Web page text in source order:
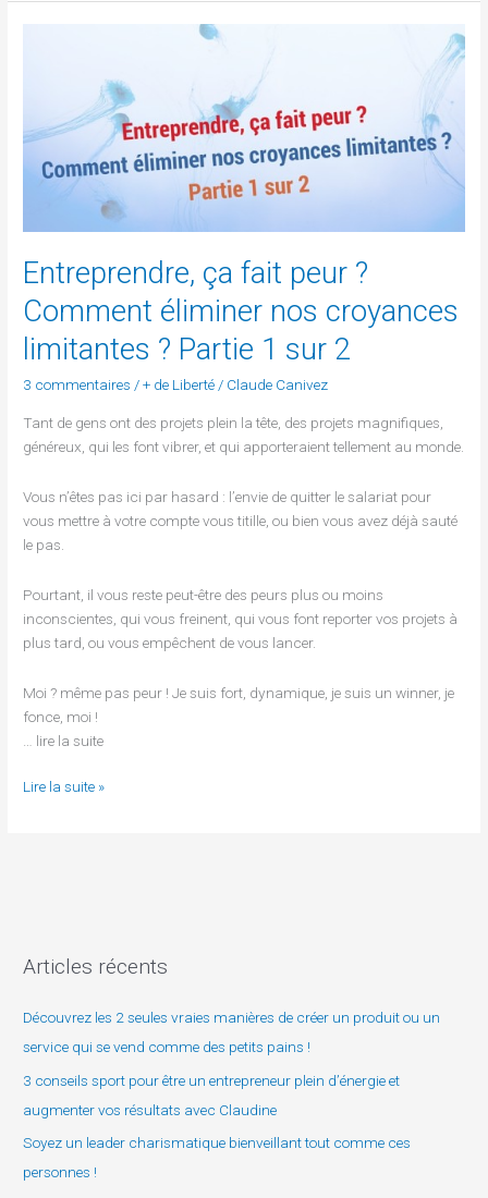
Entreprendre, ça fait peur ?
Comment éliminer nos croyances
limitantes ? Partie 1 sur 2
3 commentaires /+ de Liberté/ Claude Canivez
Tant de gens ont des projets plein la tête, des projets magnifiques,
généreux, qui les font vibrer, et qui apporteraient tellement au monde.
Vous n’êtes pas ici par hasard : l’envie de quitter le salariat pour
vous mettre à votre compte vous titille, ou bien vous avez déjà sauté
le pas.
Pourtant, il vous reste peut-être des peurs plus ou moins
inconscientes, qui vous freinent, qui vous font reporter vos projets à
plus tard, ou vous empêchent de vous lancer.
Moi ? même pas peur ! Je suis fort, dynamique, je suis un winner, je
fonce, moi !
… lire la suite
?
éliminer
Partie
1
sur
Lire la suite »
Articles récents
Découvrez les 2 seules vraies manières de créer un produit ou un
service qui se vend comme des petits pains !
3 conseils sport pour être un entrepreneur plein d’énergie et
augmenter vos résultats avec Claudine
Soyez un leader charismatique bienveillant tout comme ces
personnes !